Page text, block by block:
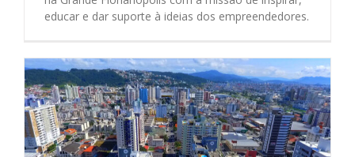
educar e dar suporte à ideias dos empreendedores.